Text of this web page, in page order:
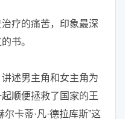
疗的痛苦，印象最深
书。
述男主角和女主角为
顺便拯救了国家的王
卡蒂·凡·德拉库斯”这